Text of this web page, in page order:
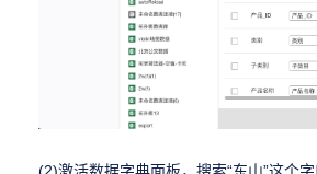
(2)激活数据字典面板，搜索“东山”这个